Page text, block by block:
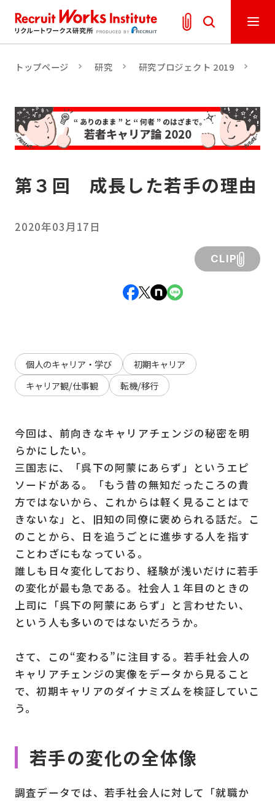
トップページ 研究 研究プロジェクト 2019
第３回 成長した若手の理由
2020年03月17日
CLIP
個人のキャリア・学び
初期キャリア
キャリア観/仕事観
転機/移行
今回は、前向きなキャリアチェンジの秘密を明
らかにしたい。
三国志に、「呉下の阿蒙にあらず」というエピ
ソードがある。「もう昔の無知だったころの貴
方ではないから、これからは軽く見ることはで
きないな」と、旧知の同僚に褒められる話だ。こ
のことから、日を追うごとに進歩する人を指す
ことわざにもなっている。
誰しも日々変化しており、経験が浅いだけに若手
の変化が最も急である。社会人１年目のときの
上司に「呉下の阿蒙にあらず」と言わせたい、
という人も多いのではないだろうか。
さて、この“変わる”に注目する。若手社会人の
キャリアチェンジの実像をデータから見ること
で、初期キャリアのダイナミズムを検証していこ
う。
若手の変化の全体像
調査データでは、若手社会人に対して「就職か